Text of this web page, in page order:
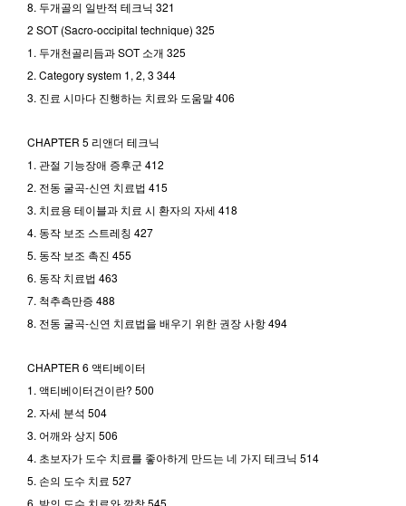
8. 두개골의 일반적 테크닉 321
2 SOT (Sacro-occipital technique) 325
1. 두개천골리듬과 SOT 소개 325
2. Category system 1, 2, 3 344
3. 진료 시마다 진행하는 치료와 도움말 406
CHAPTER 5 리앤더 테크닉
1. 관절 기능장애 증후군 412
2. 전동 굴곡-신연 치료법 415
3. 치료용 테이블과 치료 시 환자의 자세 418
4. 동작 보조 스트레칭 427
5. 동작 보조 촉진 455
6. 동작 치료법 463
7. 척추측만증 488
8. 전동 굴곡-신연 치료법을 배우기 위한 권장 사항 494
CHAPTER 6 액티베이터
1. 액티베이터건이란? 500
2. 자세 분석 504
3. 어깨와 상지 506
4. 초보자가 도수 치료를 좋아하게 만드는 네 가지 테크닉 514
5. 손의 도수 치료 527
6. 발의 도수 치료와 깔창 545